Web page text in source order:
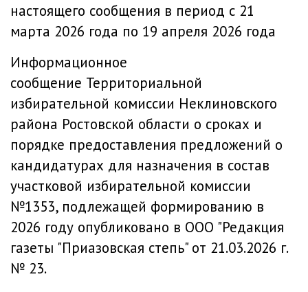
настоящего сообщения в период с 21
марта 2026 года по 19 апреля 2026 года
Информационное
сообщение Территориальной
избирательной комиссии Неклиновского
района Ростовской области о сроках и
порядке предоставления предложений о
кандидатурах для назначения в состав
участковой избирательной комиссии
№1353, подлежащей формированию в
2026 году опубликовано в ООО "Редакция
газеты "Приазовская степь" от 21.03.2026 г.
№ 23.